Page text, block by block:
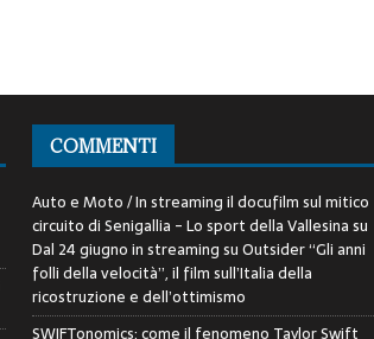
COMMENTI
Auto e Moto / In streaming il docufilm sul mitico
circuito di Senigallia - Lo sport della Vallesinasu
Dal 24 giugno in streaming su Outsider “Gli anni
folli della velocità”, il film sull’Italia della
ricostruzione e dell’ottimismo
SWIFTonomics: come il fenomeno Taylor Swift